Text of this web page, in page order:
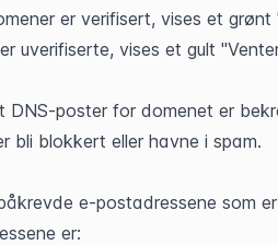
er verifisert, vises et grønt
uverifiserte, vises et gult
DNS-poster for domenet er
bli blokkert eller havne i spam.
e-postadressene som
er: